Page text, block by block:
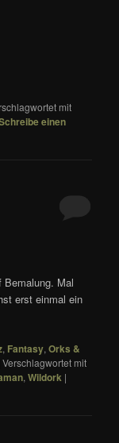
mit
einen
Bemalung. Mal
erst einmal ein
, Fantasy,Orks &
Verschlagwortet mit
,Wildork |